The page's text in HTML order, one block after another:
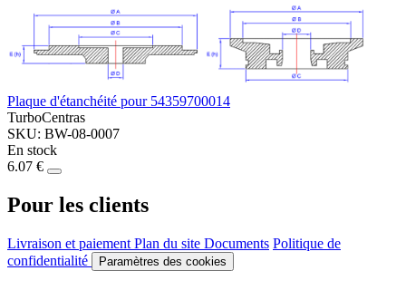
Plaque d'étanchéité pour 54359700014
TurboCentras
SKU: BW-08-0007
En stock
6.07 €
Pour les clients
Livraison et paiement Plan du site Documents Politique de
confidentialité
Paramètres des cookies